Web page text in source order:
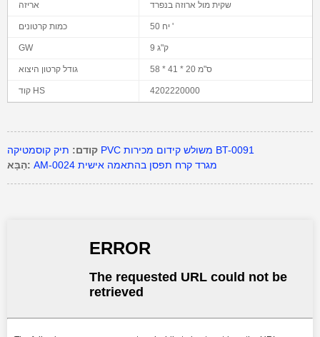
אריזה שקית מול ארוזה בנפרד
כמות קרטונים 50 יח '
GW 9 ק"ג
גודל קרטון היצוא 58 * 41 * 20 ס"מ
קוד HS 4202220000
קודם:
תיק קוסמטיקה PVC משולש קידום מכירות BT-0091
הַבָּא:
AM-0024 מגרד קרח תפסן בהתאמה אישית